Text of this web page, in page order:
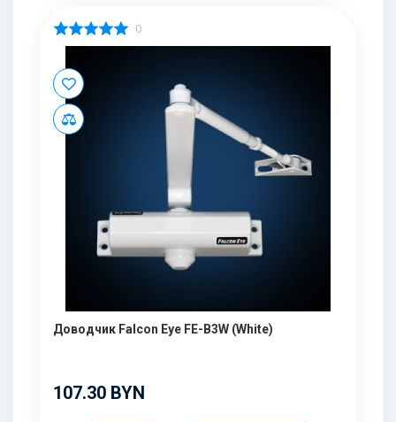
0
Доводчик Falcon Eye FE-B3W (White)
107.30 BYN